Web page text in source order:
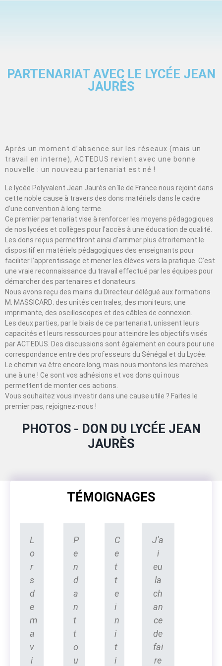
PARTENARIAT AVEC LE LYCÉE JEAN
JAURÈS
Après un moment d’absence sur les réseaux (mais un
travail en interne), ACTEDUS revient avec une bonne
nouvelle : un nouveau partenariat est né !
Le lycée Polyvalent Jean Jaurès en île de France nous rejoint dans
cette noble cause à travers des dons matériels dans le cadre
d’une convention à long terme.
Ce premier partenariat vise à renforcer les moyens pédagogiques
de nos lycées et collèges pour l’accès à une éducation de qualité.
Les dons reçus permettront ainsi d’arrimer plus étroitement le
dispositif en matériels pédagogiques des enseignants pour
faciliter l’apprentissage et mener les élèves vers la pratique. C’est
une vraie reconnaissance du travail effectué par les équipes pour
démarcher des partenaires et donateurs.
Nous avons reçu des mains du Directeur délégué aux formations
M. MASSICARD: des unités centrales, des moniteurs, une
imprimante, des oscilloscopes et des câbles de connexion.
Les deux parties, par le biais de ce partenariat, unissent leurs
capacités et leurs ressources pour atteindre les objectifs visés
par ACTEDUS. Des discussions sont également en cours pour une
correspondance entre des professeurs du Sénégal et du Lycée.
Le chemin va être encore long, mais nous montons les marches
une à une ! Ce sont vos adhésions et vos dons qui nous
permettent de monter ces actions.
Vous souhaitez vous investir dans une cause utile ? Faites le
premier pas, rejoignez-nous !
PHOTOS - DON DU LYCÉE JEAN
JAURÈS
TÉMOIGNAGES
L
o
r
s
d
e
m
a
v
i
P
e
n
d
a
n
t
t
o
u
C
e
t
t
e
i
n
i
t
i
J'a
i
eu
la
ch
an
ce
de
fai
re